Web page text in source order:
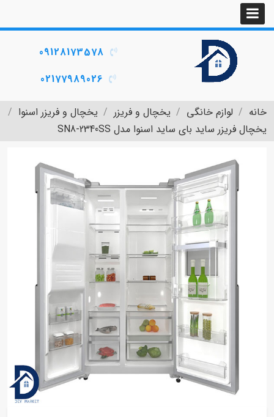
09128173578
02177989026
خانه لوازم خانگی یخچال و فریزر
یخچال و فریزر اسنوا
یخچال فریزر ساید بای ساید اسنوا مدل SN8-2340SS